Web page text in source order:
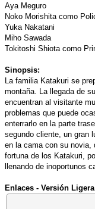
Aya Meguro
Noko Morishita como
Yuka Nakatani
Miho Sawada
Tokitoshi Shiota como
Sinopsis:
La familia Katakuri se
montaña. La llegada de
encuentran al visitante
problemas que puede
enterrarlo en la parte
segundo cliente, un gran
en la cama con su novia,
fortuna de los Katakuri,
llenando de inoportunos
Enlaces - Versión